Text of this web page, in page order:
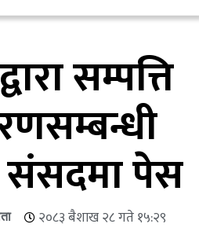
सम्पत्ति
पेस
२०८३ बैशाख २८ गते १५:२९